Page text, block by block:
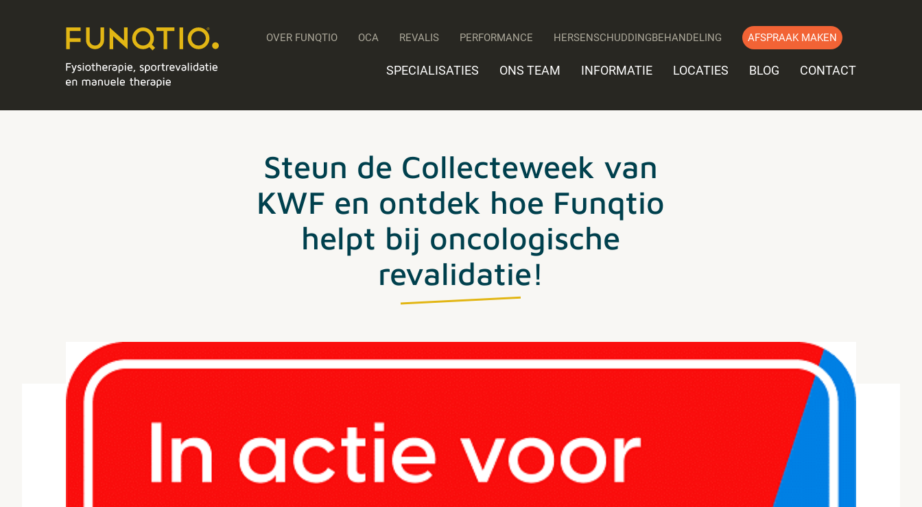
OVER FUNQTIO OCA REVALIS PERFORMANCE HERSENSCHUDDINGBEHANDELING AFSPRAAK MAKEN
SPECIALISATIES ONS TEAM INFORMATIE LOCATIES BLOG CONTACT
Steun de Collecteweek van
KWF en ontdek hoe Funqtio
helpt bij oncologische
revalidatie!